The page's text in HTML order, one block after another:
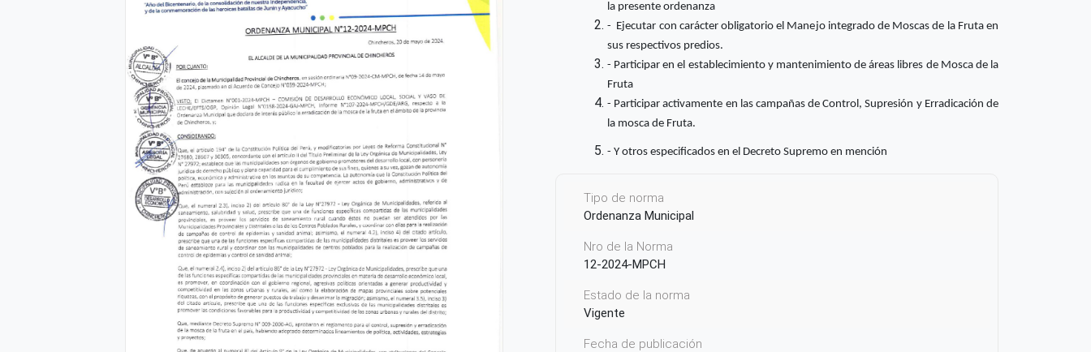
la presente ordenanza
- Ejecutar con carácter obligatorio el Manejo integrado de Moscas de la Fruta en
sus respectivos predios.
- Participar en el establecimiento y mantenimiento de áreas libres de Mosca de la
Fruta
- Participar activamente en las campañas de Control, Supresión y Erradicación de
la mosca de Fruta.
- Y otros especificados en el Decreto Supremo en mención
Tipo de norma
Ordenanza Municipal
Nro de la Norma
12-2024-MPCH
Estado de la norma
Vigente
Fecha de publicación